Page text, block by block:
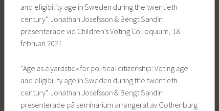
and eligibility age in Sweden during the twentieth
century”. Jonathan Josefsson & Bengt Sandin
presenterade vid Children’s Voting Colloquium, 18
februari 2021.
”Age as a yardstick for political citizenship: Voting age
and eligibility age in Sweden during the twentieth
century”. Jonathan Josefsson & Bengt Sandin
presenterade på seminarium arrangerat av Gothenburg